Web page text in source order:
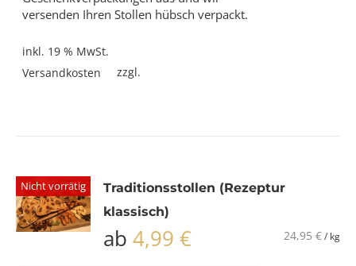
versenden Ihren Stollen hübsch verpackt.
inkl. 19 % MwSt.
zzgl.
Versandkosten
Nicht vorrätig
Traditionsstollen (Rezeptur
klassisch)
ab4,99€ 24,95 €/ kg